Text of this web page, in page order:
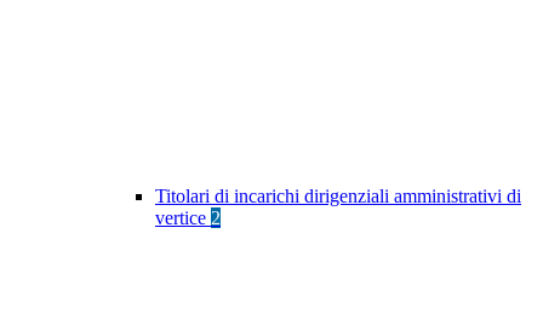
Titolari di incarichi dirigenziali amministrativi di
vertice 2